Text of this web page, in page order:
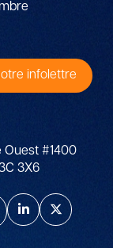
infolettre
Ouest #1400
3X6